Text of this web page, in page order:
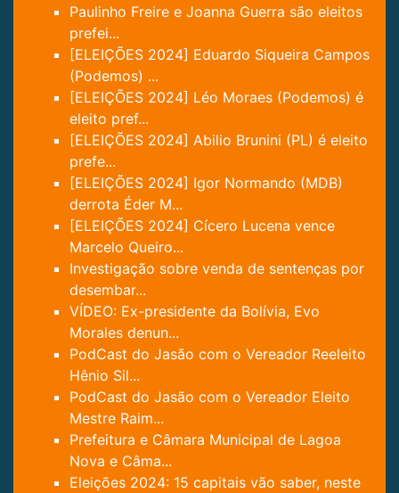
Paulinho Freire e Joanna Guerra são eleitos
prefei...
[ELEIÇÕES 2024] Eduardo Siqueira Campos
(Podemos) ...
[ELEIÇÕES 2024] Léo Moraes (Podemos) é
eleito pref...
[ELEIÇÕES 2024] Abilio Brunini (PL) é eleito
prefe...
[ELEIÇÕES 2024] Igor Normando (MDB)
derrota Éder M...
[ELEIÇÕES 2024] Cícero Lucena vence
Marcelo Queiro...
Investigação sobre venda de sentenças por
desembar...
VÍDEO: Ex-presidente da Bolívia, Evo
Morales denun...
PodCast do Jasão com o Vereador Reeleito
Hênio Sil...
PodCast do Jasão com o Vereador Eleito
Mestre Raim...
Prefeitura e Câmara Municipal de Lagoa
Nova e Câma...
Eleições 2024: 15 capitais vão saber, neste